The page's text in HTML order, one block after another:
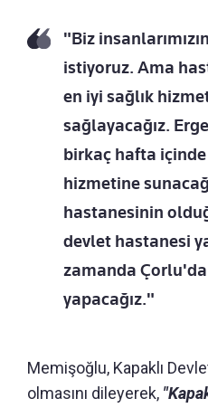
"Biz
istiyoruz. Ama
en iyi sağlık
sağlayacağız.
birkaç hafta içinde
hizmetine
hastanesinin
devlet hastanesi
zamanda
yapacağız."
Memişoğlu, Kapaklı
olmasını dileyerek,